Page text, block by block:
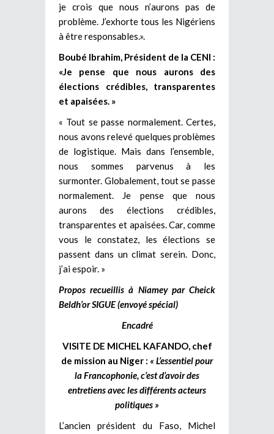
je crois que nous n’aurons pas de
problème. J’exhorte tous les Nigériens
à être responsables.».
Boubé Ibrahim, Président de la CENI :
«Je pense que nous aurons des
élections crédibles, transparentes
et apaisées. »
« Tout se passe normalement. Certes,
nous avons relevé quelques problèmes
de logistique. Mais dans l’ensemble,
nous sommes parvenus à les
surmonter. Globalement, tout se passe
normalement. Je pense que nous
aurons des élections crédibles,
transparentes et apaisées. Car, comme
vous le constatez, les élections se
passent dans un climat serein. Donc,
j’ai espoir. »
Propos recueillis à Niamey par Cheick
Beldh’or SIGUE (envoyé spécial)
Encadré
VISITE DE MICHEL KAFANDO, chef
de mission au Niger : « L’essentiel pour
la Francophonie, c’est d’avoir des
entretiens avec les différents acteurs
politiques »
L’ancien président du Faso, Michel